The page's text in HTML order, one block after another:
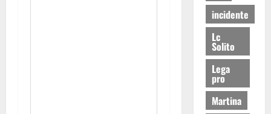
incidente
Lc
Solito
Lega
pro
Martina